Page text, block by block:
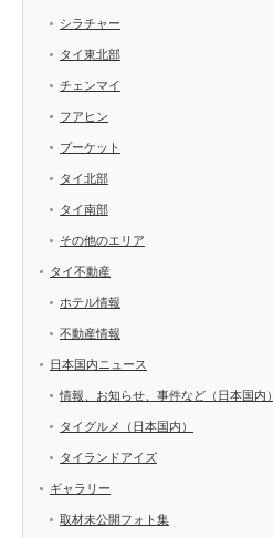
シラチャー
タイ東北部
チェンマイ
フアヒン
プーケット
タイ北部
タイ南部
その他のエリア
タイ不動産
ホテル情報
不動産情報
日本国内ニュース
情報、お知らせ、事件など（日本国内）
タイグルメ（日本国内）
タイランドアイズ
ギャラリー
取材未公開フォト集